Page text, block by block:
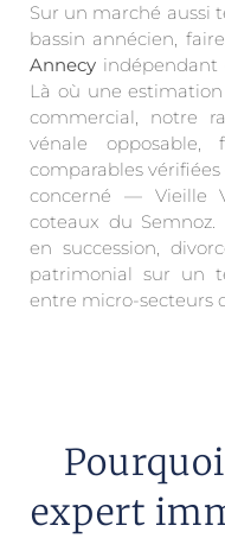
Sur un marché aussi
bassin annécien,
Annecy indépendant
Là où une
commercial, notre
vénale opposable,
comparables
concerné — Vieille
coteaux du
en succession,
patrimonial sur un
entre micro-secteurs
expert